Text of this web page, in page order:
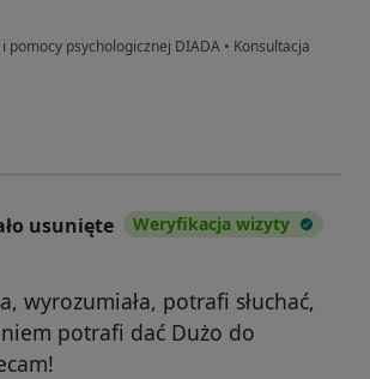
pomocy psychologicznej DIADA • Konsultacja
Dominik
usunięte Weryfikacja wizyty
wyrozumiała, potrafi słuchać,
potrafi dać Dużo do